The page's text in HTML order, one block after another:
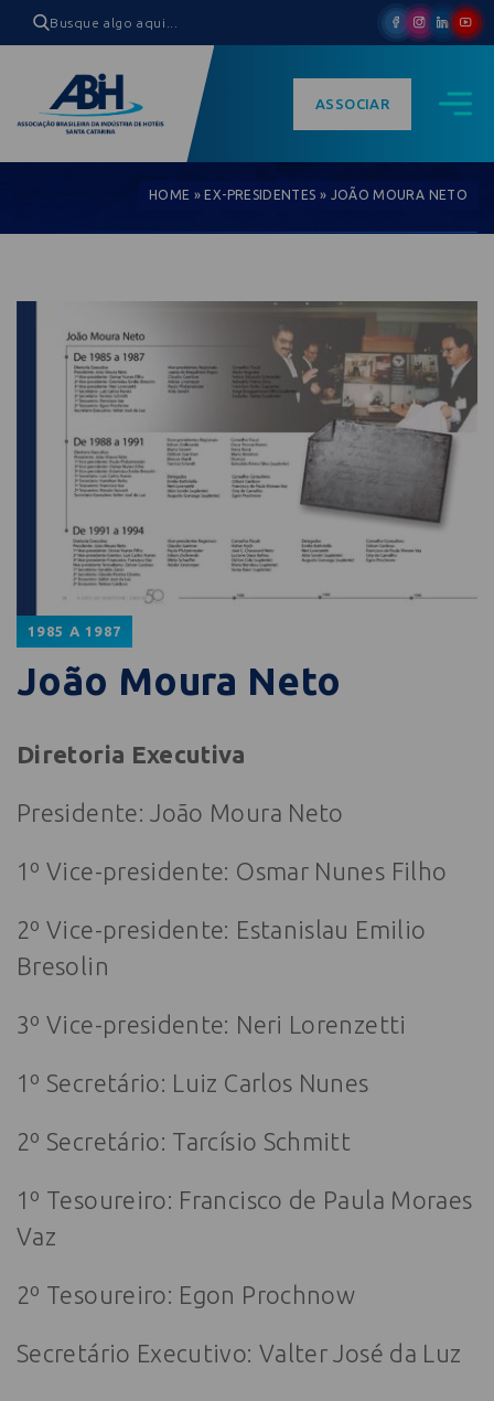
ASSOCIAR
HOME »EX-PRESIDENTES » JOÃO MOURA NETO
1985 A 1987
João Moura Neto
Diretoria Executiva
Presidente: João Moura Neto
1º Vice-presidente: Osmar Nunes Filho
2º Vice-presidente: Estanislau Emilio
Bresolin
3º Vice-presidente: Neri Lorenzetti
1º Secretário: Luiz Carlos Nunes
2º Secretário: Tarcísio Schmitt
1º Tesoureiro: Francisco de Paula Moraes
Vaz
2º Tesoureiro: Egon Prochnow
Secretário Executivo: Valter José da Luz